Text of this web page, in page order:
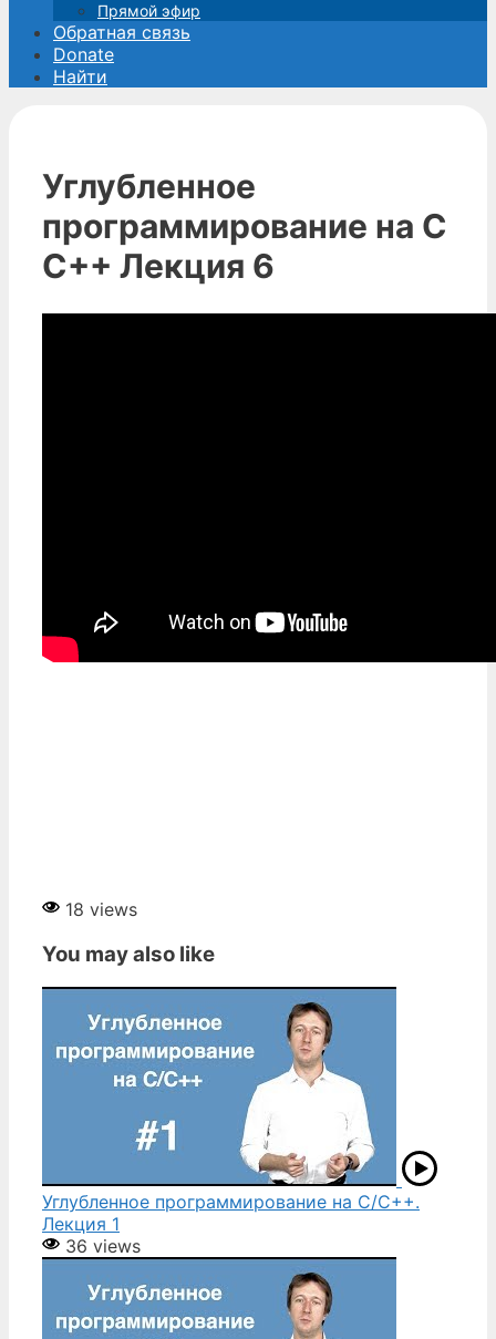
Прямой эфир
Обратная связь
Donate
Найти
Углубленное
программирование на С
С++ Лекция 6
18 views
You may also like
Углубленное программирование на С/С++.
Лекция 1
36 views